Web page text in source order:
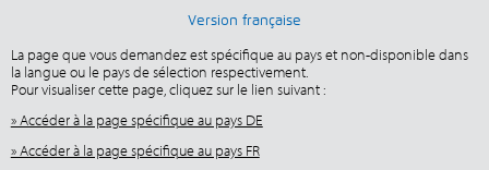
Version française
La page que vous demandez est spécifique au pays et non-disponible dans
la langue ou le pays de sélection respectivement.
Pour visualiser cette page, cliquez sur le lien suivant :
» Accéder à la page spécifique au pays DE
» Accéder à la page spécifique au pays FR